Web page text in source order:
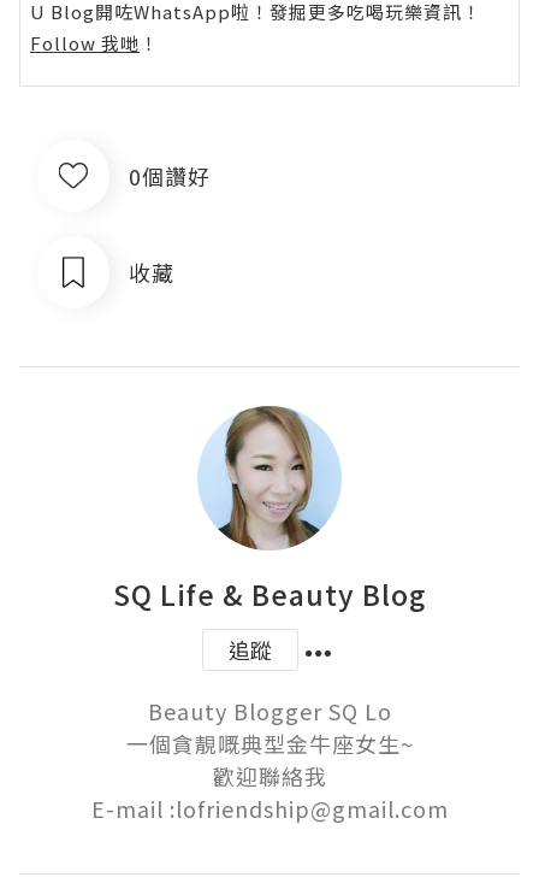
U Blog開咗WhatsApp啦！發掘更多吃喝玩樂資訊！
Follow 我哋 ！
0個讚好
收藏
SQ Life & Beauty Blog
追蹤
Beauty Blogger SQ Lo
一個貪靚嘅典型金牛座女生~
歡迎聯絡我
E-mail :lofriendship@gmail.com